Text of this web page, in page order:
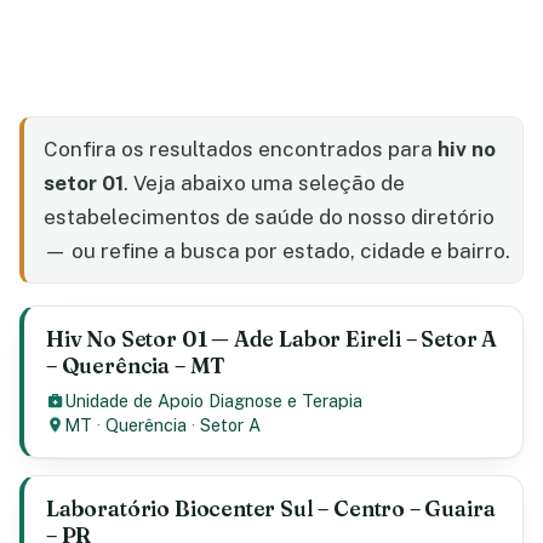
Confira os resultados encontrados para hiv no
setor 01. Veja abaixo uma seleção de
estabelecimentos de saúde do nosso diretório
— ou refine a busca por estado, cidade e bairro.
Hiv No Setor 01 — Ade Labor Eireli – Setor A
– Querência – MT
Unidade de Apoio Diagnose e Terapia
MT ·Querência ·Setor A
Laboratório Biocenter Sul – Centro – Guaira
– PR